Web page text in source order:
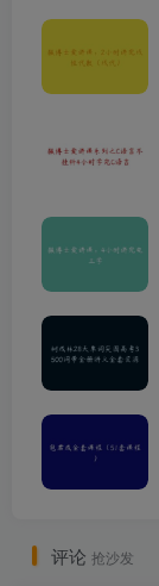
评论 抢沙发